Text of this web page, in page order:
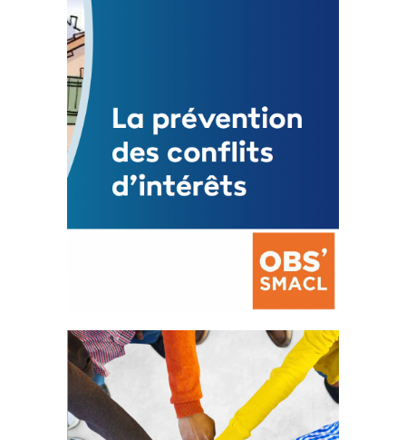
Mise à jour avril 2024
FEUILLETER
La prévention des conflits
d’intérêts
18 septembre 2023
FEUILLETER